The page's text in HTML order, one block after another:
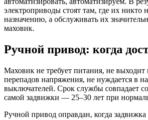
электроприводы стоят там, где их никто
назначению, а обслуживать их
маховик.
Ручной привод: когда
Маховик не требует питания, не выходит
перепадов напряжения, не нуждается в
выключателей. Срок службы совпадает
самой задвижки — 25–30 лет при
Ручной привод оправдан, когда задвижка